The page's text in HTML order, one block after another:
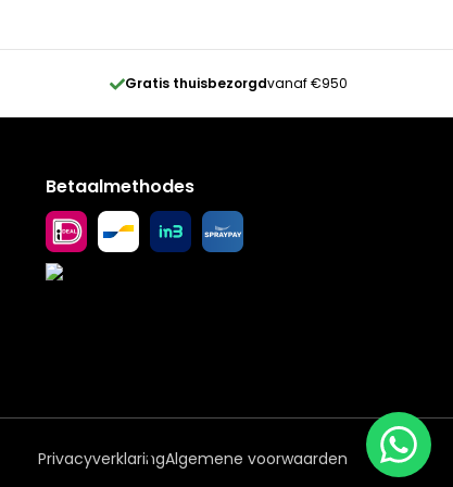
Gratis thuisbezorgdvanaf €950
Betaalmethodes
PrivacyverklaringAlgemene voorwaarden